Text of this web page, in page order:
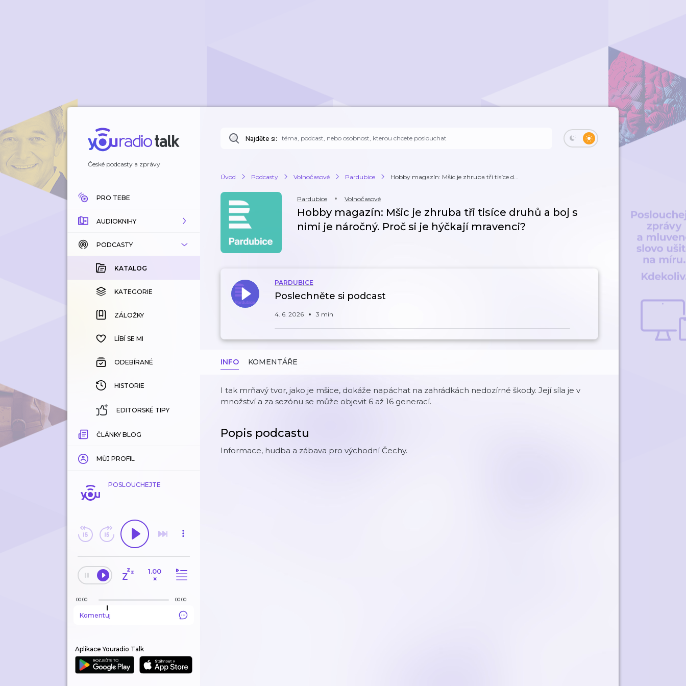
České podcasty a zprávy
PRO TEBE
AUDIOKNIHY
KATALOG
KOUPENÉ
KATEGORIE
ZÁLOŽKY
HISTORIE
PODCASTY
KATALOG
KATEGORIE
ZÁLOŽKY
LÍBÍ SE MI
ODEBÍRANÉ
HISTORIE
EDITORSKÉ TIPY
ČLÁNKY BLOG
MŮJ PROFIL
POSLOUCHEJTE
1.00
×
00:00 00:00
Komentuj
Aplikace Youradio Talk
Najděte si:
Úvod Podcasty Volnočasové Pardubice Hobby magazín: Mšic je zhruba tři tisíce d...
Pardubice Volnočasové
Hobby magazín: Mšic je zhruba tři tisíce druhů a boj s
nimi je náročný. Proč si je hýčkají mravenci?
PARDUBICE
Poslechněte si podcast
4. 6. 2026 3 min
INFO KOMENTÁŘE
I tak mrňavý tvor, jako je mšice, dokáže napáchat na zahrádkách nedozírné škody. Její síla je v
množství a za sezónu se může objevit 6 až 16 generací.
Popis podcastu
Informace, hudba a zábava pro východní Čechy.